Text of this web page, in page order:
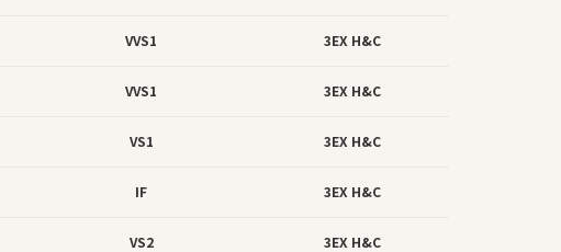
VVS1 3EX H&C
VVS1 3EX H&C
VS1 3EX H&C
IF 3EX H&C
VS2 3EX H&C